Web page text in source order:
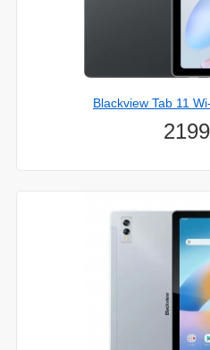
SpaceX вскоре запустит
сотовой связи через
с российским 5GBlackview Tab 11